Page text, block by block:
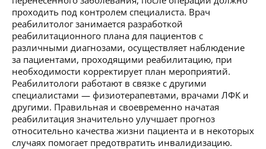
проходить под контролем специалиста. Врач
реабилитолог занимается разработкой
реабилитационного плана для пациентов с
различными диагнозами, осуществляет наблюдение
за пациентами, проходящими реабилитацию, при
необходимости корректирует план мероприятий.
Реабилитологи работают в связке с другими
специалистами — физиотерапевтами, врачами ЛФК и
другими. Правильная и своевременно начатая
реабилитация значительно улучшает прогноз
относительно качества жизни пациента и в некоторых
случаях помогает предотвратить инвалидизацию.